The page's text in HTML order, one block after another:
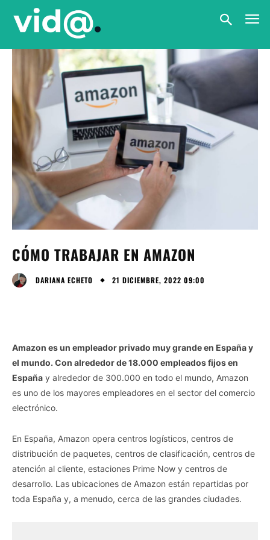
CÓMO TRABAJAR EN AMAZON
DARIANA ECHETO 21 DICIEMBRE, 2022 09:00
Amazon es un empleador privado muy grande en España y
el mundo. Con alrededor de 18.000 empleados fijos en
España y alrededor de 300.000 en todo el mundo, Amazon
es uno de los mayores empleadores en el sector del comercio
electrónico.
En España, Amazon opera centros logísticos, centros de
distribución de paquetes, centros de clasificación, centros de
atención al cliente, estaciones Prime Now y centros de
desarrollo. Las ubicaciones de Amazon están repartidas por
toda España y, a menudo, cerca de las grandes ciudades.